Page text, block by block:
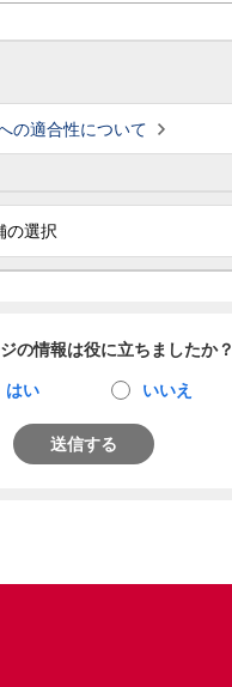
の適合性について
の選択
の情報は役に立ちましたか？
はい いいえ
送信する